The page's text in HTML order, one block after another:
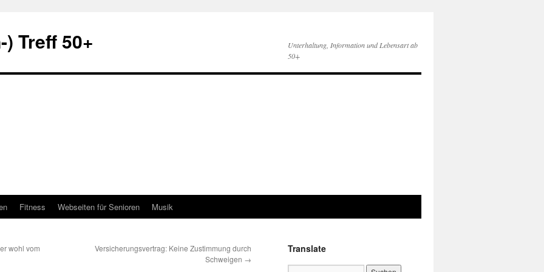
Treff 50+
Unterhaltung, Information und Lebensart ab
50+
Fitness Webseiten für Senioren Musik
wohl vom
Versicherungsvertrag: Keine Zustimmung durch
Schweigen →
Translate